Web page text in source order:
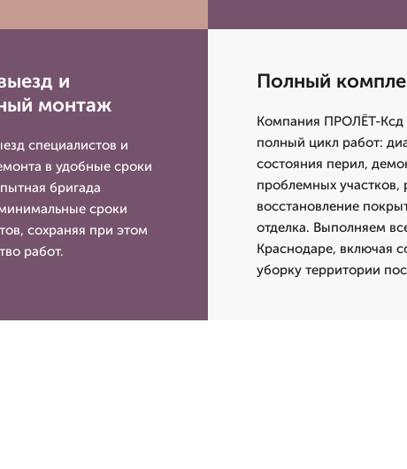
и
монтаж
специалистов и
в удобные сроки
бригада
сроки
сохраняя при этом
работ.
Полный
Компания ПРОЛЁТ-Ксд
полный цикл работ:
состояния перил,
проблемных участков,
восстановление
отделка. Выполняем
Краснодаре, включая
уборку территории